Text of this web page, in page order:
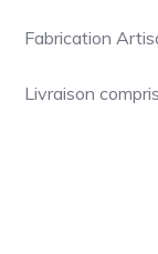
Fabrication
Livraison